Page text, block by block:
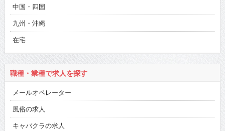
中国・四国
九州・沖縄
在宅
職種・業種で求人を探す
メールオペレーター
風俗の求人
キャバクラの求人